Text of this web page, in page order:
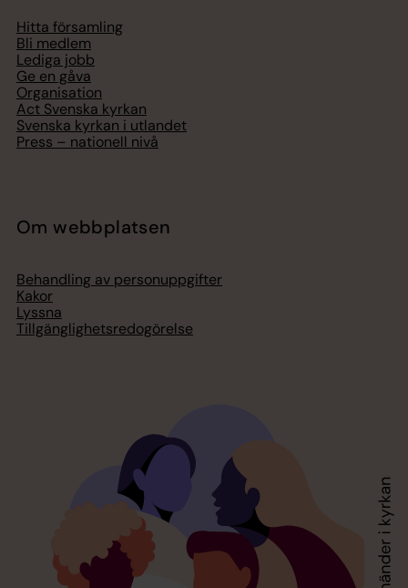
Hitta församling
Bli medlem
Lediga jobb
Ge en gåva
Organisation
Act Svenska kyrkan
Svenska kyrkan i utlandet
Press – nationell nivå
Om webbplatsen
Behandling av personuppgifter
Kakor
Lyssna
Tillgänglighetsredogörelse